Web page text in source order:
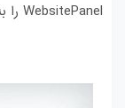
WebsitePanel را به شما توصیه می کنیم.